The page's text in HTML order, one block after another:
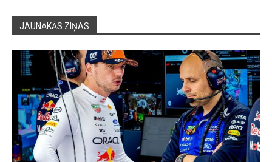
JAUNĀKĀS ZIŅAS